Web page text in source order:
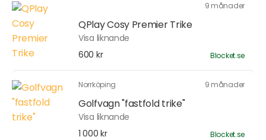
9 månader
QPlay Cosy Premier Trike
Visa liknande
600 kr
Blocket.se
Norrköping 9 månader
Golfvagn "fastfold trike"
Visa liknande
1 000 kr
Blocket.se